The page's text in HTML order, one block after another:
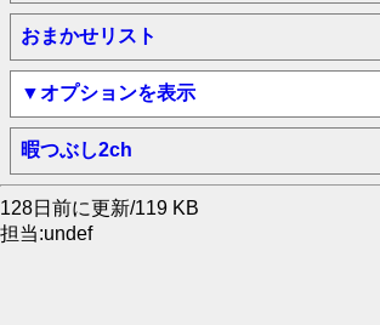
おまかせリスト
▼オプションを表示
暇つぶし2ch
128日前に更新/119 KB
担当:undef